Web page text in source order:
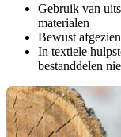
Gebruik van
materialen
Bewust
In textiele
bestanddelen